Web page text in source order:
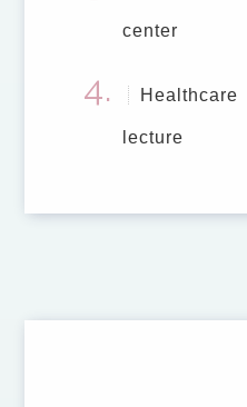
center
Healthcare
lecture